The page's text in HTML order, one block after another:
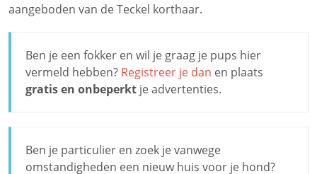
aangeboden van de Teckel korthaar.
Ben je een fokker en wil je graag je pups hier
vermeld hebben? Registreer je dan en plaats
gratis en onbeperkt je advertenties.
Ben je particulier en zoek je vanwege
omstandigheden een nieuw huis voor je hond?